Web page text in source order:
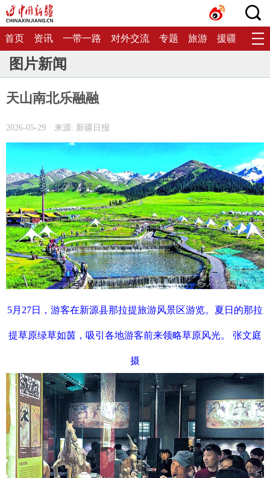
首页 资讯 一带一路 对外交流 专题 旅游 援疆 生态
图片新闻
天山南北乐融融
2026-05-29 来源: 新疆日报
5月27日，游客在新源县那拉提旅游风景区游览。夏日的那拉
提草原绿草如茵，吸引各地游客前来领略草原风光。 张文庭
摄